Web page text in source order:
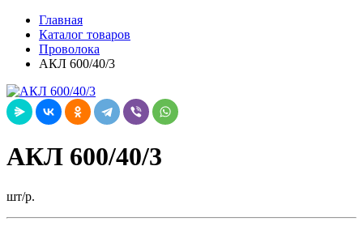
Главная
Каталог товаров
Проволока
АКЛ 600/40/3
АКЛ 600/40/3
шт/р.